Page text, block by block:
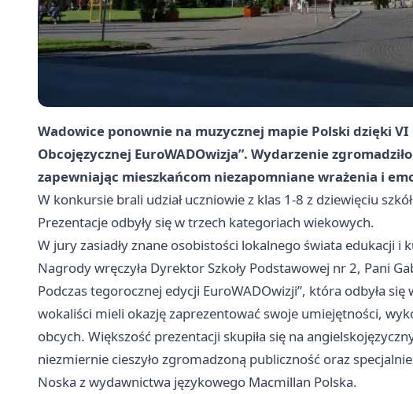
Wadowice ponownie na muzycznej mapie Polski dzięki
Obcojęzycznej EuroWADOwizja”. Wydarzenie
zapewniając mieszkańcom niezapomniane wrażenia i
W konkursie brali udział uczniowie z klas 1-8 z dziewięciu
Prezentacje odbyły się w trzech kategoriach wiekowych.
W jury zasiadły znane osobistości lokalnego świata edukacji i
Nagrody wręczyła Dyrektor Szkoły Podstawowej nr 2, Pani
Podczas tegorocznej edycji EuroWADOwizji”, która odbyła się
wokaliści mieli okazję zaprezentować swoje umiejętności,
obcych. Większość prezentacji skupiła się na
niezmiernie cieszyło zgromadzoną publiczność oraz
Noska z wydawnictwa językowego Macmillan Polska.